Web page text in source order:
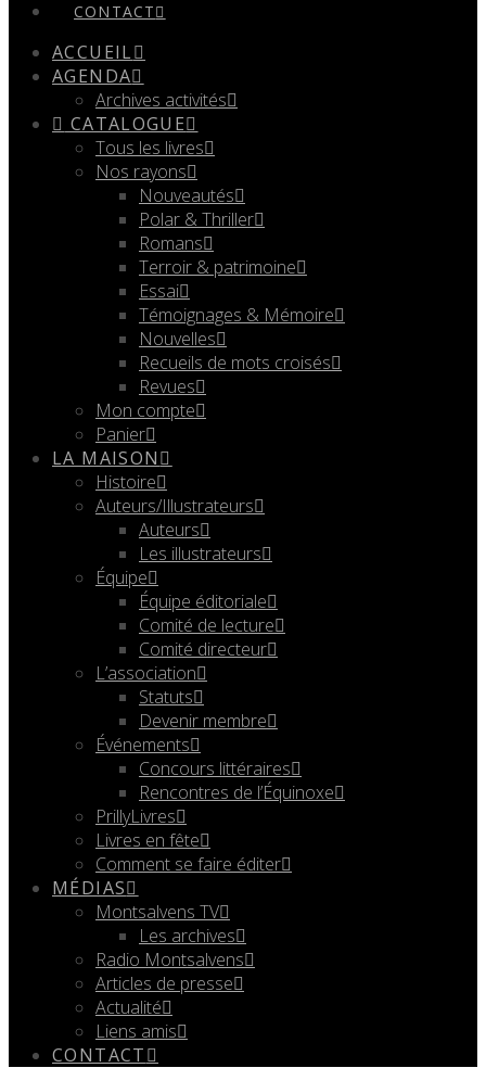
CONTACT
ACCUEIL
AGENDA
Archives activités
CATALOGUE
Tous les livres
Nos rayons
Nouveautés
Polar & Thriller
Romans
Terroir & patrimoine
Essai
Témoignages & Mémoire
Nouvelles
Recueils de mots croisés
Revues
Mon compte
Panier
LA MAISON
Histoire
Auteurs/Illustrateurs
Auteurs
Les illustrateurs
Équipe
Équipe éditoriale
Comité de lecture
Comité directeur
L’association
Statuts
Devenir membre
Événements
Concours littéraires
Rencontres de l’Équinoxe
PrillyLivres
Livres en fête
Comment se faire éditer
MÉDIAS
Montsalvens TV
Les archives
Radio Montsalvens
Articles de presse
Actualité
Liens amis
CONTACT